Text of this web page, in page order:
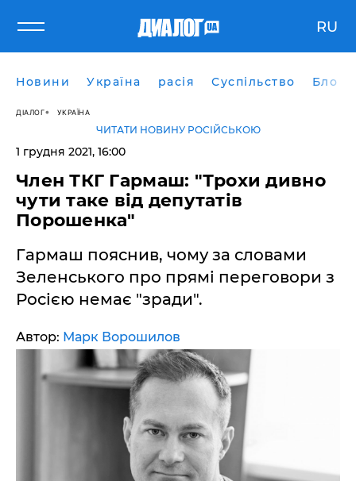
RU
Новини Україна расія Суспільство Блоги
ДІАЛОГ УКРАЇНА
ЧИТАТИ НОВИНУ РОСІЙСЬКОЮ
1 грудня 2021, 16:00
Член ТКГ Гармаш: "Трохи дивно
чути таке від депутатів
Порошенка"
Гармаш пояснив, чому за словами
Зеленського про прямі переговори з
Росією немає "зради".
Автор: Марк Ворошилов